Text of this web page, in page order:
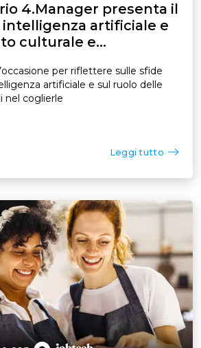
4.Manager presenta il
artificiale e
culturale e
per riflettere sulle sfide
artificiale e sul ruolo delle
nel coglierle
Leggi tutto